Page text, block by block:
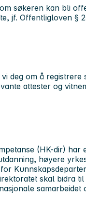
søkeren kan bli
jf. Offentligloven §
deg om å registrere
attester og
(HK-dir) har
høyere
skal bidra
samarbeidet